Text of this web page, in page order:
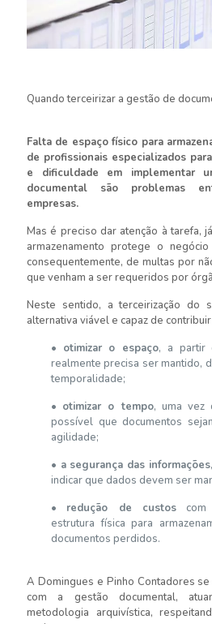
Quando terceirizar a gestão de
Falta de espaço físico para
de profissionais especializados
e dificuldade em implementar
documental são problemas
empresas.
Mas é preciso dar atenção à tarefa,
armazenamento protege o
consequentemente, de multas por
que venham a ser requeridos por
Neste sentido, a terceirização do
alternativa viável e capaz de
• otimizar o espaço, a partir
realmente precisa ser mantido,
temporalidade;
• otimizar o tempo, uma vez
possível que documentos
agilidade;
• a segurança das informações
indicar que dados devem ser
• redução de custos com
estrutura física para
documentos perdidos.
A Domingues e Pinho Contadores
com a gestão documental,
metodologia arquivística,